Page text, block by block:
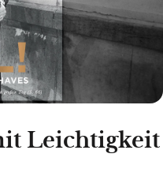
Leichtigkeit